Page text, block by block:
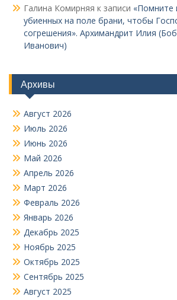
Галина Комирняя к записи «Помните
убиенных на поле брани, чтобы
согрешения». Архимандрит Илия
Иванович)
Архивы
Август 2026
Июль 2026
Июнь 2026
Май 2026
Апрель 2026
Март 2026
Февраль 2026
Январь 2026
Декабрь 2025
Ноябрь 2025
Октябрь 2025
Сентябрь 2025
Август 2025